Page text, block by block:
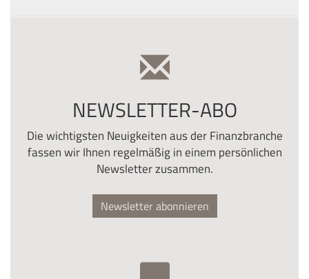
NEWSLETTER-ABO
Die wichtigsten Neuigkeiten aus der Finanzbranche
fassen wir Ihnen regelmäßig in einem persönlichen
Newsletter zusammen.
Newsletter abonnieren